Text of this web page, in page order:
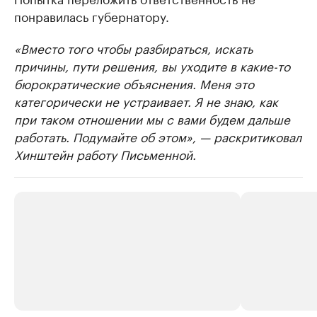
понравилась губернатору.
«Вместо того чтобы разбираться, искать
причины, пути решения, вы уходите в какие-то
бюрократические объяснения. Меня это
категорически не устраивает. Я не знаю, как
при таком отношении мы с вами будем дальше
работать. Подумайте об этом», — раскритиковал
Хинштейн работу Письменной.